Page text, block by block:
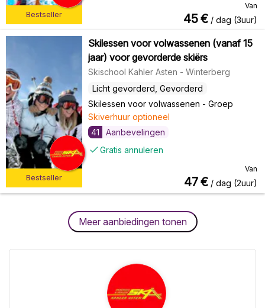
Bestseller
Van
45€ / dag (3uur)
Bestseller
Skilessen voor volwassenen (vanaf 15
jaar) voor gevorderde skiërs
Skischool Kahler Asten - Winterberg
Licht gevorderd, Gevorderd
Skilessen voor volwassenen - Groep
Skiverhuur optioneel
41
Aanbevelingen
Gratis annuleren
Van
47€ / dag (2uur)
Meer aanbiedingen tonen